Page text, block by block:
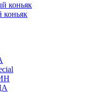
коньяк
коньяк